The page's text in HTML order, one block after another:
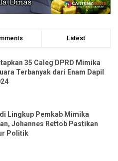
Latest
Caleg DPRD Mimika
Terbanyak dari Enam Dapil
Lingkup Pemkab Mimika
Johannes Rettob Pastikan
Politik